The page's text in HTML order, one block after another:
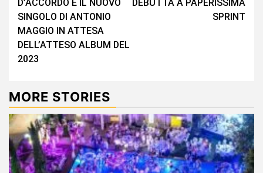
D’ACCORDO È IL NUOVO
SINGOLO DI ANTONIO
MAGGIO IN ATTESA
DELL’ATTESO ALBUM DEL
2023
DEBUTTA A PAPERISSIMA
SPRINT
MORE STORIES